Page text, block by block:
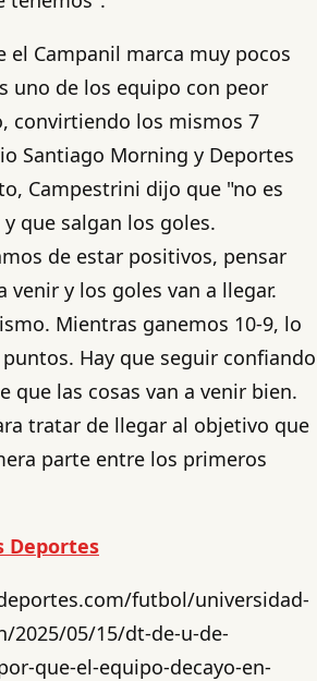
el Campanil marca muy pocos
uno de los equipo con peor
convirtiendo los mismos 7
Santiago Morning y Deportes
Campestrini dijo que "no es
que salgan los goles.
de estar positivos, pensar
venir y los goles van a llegar.
Mientras ganemos 10-9, lo
Hay que seguir confiando
que las cosas van a venir bien.
tratar de llegar al objetivo que
parte entre los primeros
Deportes
futbol/universidad-
2025/05/15/dt-de-u-de-
que-el-equipo-decayo-en-